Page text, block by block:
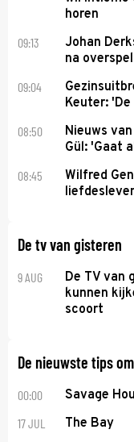
horen
09:13
Johan
na
09:04
Keuter:
08:50
Nieuws
Gül: 'Gaat
08:45
Wilfred
De tv van gisteren
9 AUG
De TV van
kunnen
scoort
De nieuwste tips
00:00 Savage
17 JUL The Bay